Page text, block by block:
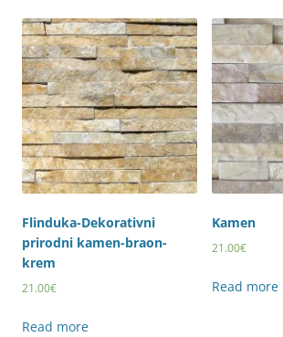
Flinduka-Dekorativni
prirodni kamen-braon-
krem
21.00€
Read more
Kamen
21.00€
Read more